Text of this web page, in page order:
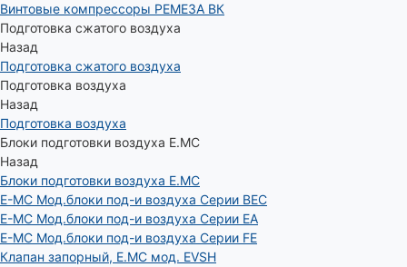
Винтовые компрессоры РЕМЕЗА ВК
Подготовка сжатого воздуха
Назад
Подготовка сжатого воздуха
Подготовка воздуха
Назад
Подготовка воздуха
Блоки подготовки воздуха E.MC
Назад
Блоки подготовки воздуха E.MC
E-MC Мод.блоки под-и воздуха Серии BEC
E-MC Мод.блоки под-и воздуха Серии EA
E-MC Мод.блоки под-и воздуха Серии FE
Клапан запорный, E.MC мод. EVSH